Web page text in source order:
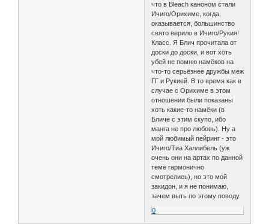
что в Bleach каноном стали
Ичиго/Орихиме, когда,
оказывается, большинство
свято верило в Ичиго/Рукия!
Класс. Я Блич прочитала от
доски до доски, и вот хоть
убей не помню намёков на
что-то серьёзнее дружбы меж
ГГ и Рукией. В то время как в
случае с Орихиме в этом
отношении были показаны
хоть какие-то намёки (в
Бличе с этим скупо, ибо
манга не про любовь). Ну а
мой любимый пейринг - это
Ичиго/Тиа Халлибель (уж
очень они на артах по данной
теме гармонично
смотрелись), но это мой
закидон, и я не понимаю,
зачем выть по этому поводу.
0